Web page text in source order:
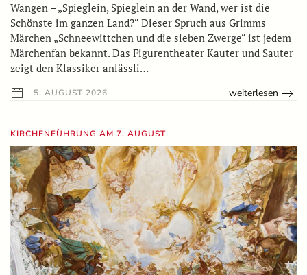
Wangen – „Spieglein, Spieglein an der Wand, wer ist die
Schönste im ganzen Land?“ Dieser Spruch aus Grimms
Märchen „Schneewittchen und die sieben Zwerge“ ist jedem
Märchenfan bekannt. Das Figurentheater Kauter und Sauter
zeigt den Klassiker anlässli…
5. AUGUST 2026 weiterlesen
KIRCHENFÜHRUNG AM 7. AUGUST